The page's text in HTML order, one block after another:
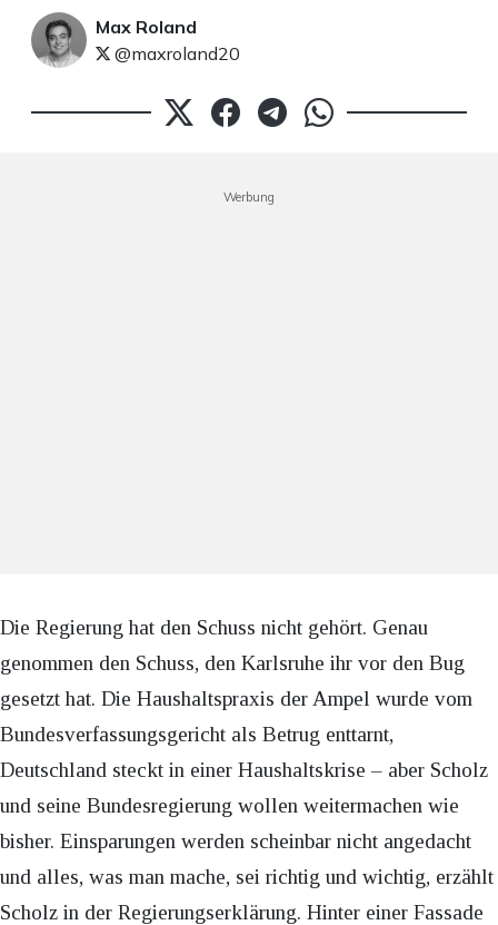
Max Roland
@maxroland20
Werbung
Die Regierung hat den Schuss nicht gehört. Genau
genommen den Schuss, den Karlsruhe ihr vor den Bug
gesetzt hat. Die Haushaltspraxis der Ampel wurde vom
Bundesverfassungsgericht als Betrug enttarnt,
Deutschland steckt in einer Haushaltskrise – aber Scholz
und seine Bundesregierung wollen weitermachen wie
bisher. Einsparungen werden scheinbar nicht angedacht
und alles, was man mache, sei richtig und wichtig, erzählt
Scholz in der Regierungserklärung. Hinter einer Fassade